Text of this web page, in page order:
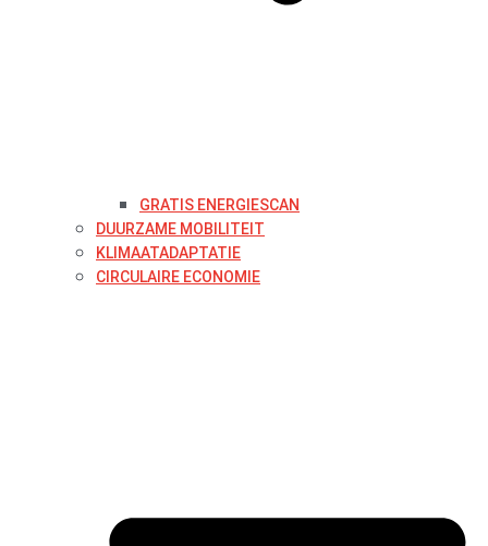
GRATIS ENERGIESCAN
DUURZAME MOBILITEIT
KLIMAATADAPTATIE
CIRCULAIRE ECONOMIE